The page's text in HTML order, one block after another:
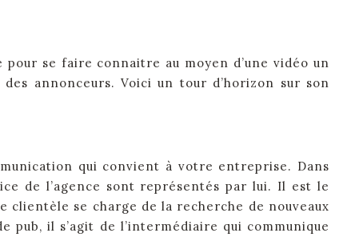
se faire connaitre au moyen d’une vidéo un
annonceurs. Voici un tour d’horizon sur son
qui convient à votre entreprise. Dans
de l’agence sont représentés par lui. Il est le
se charge de la recherche de nouveaux
il s’agit de l’intermédiaire qui communique